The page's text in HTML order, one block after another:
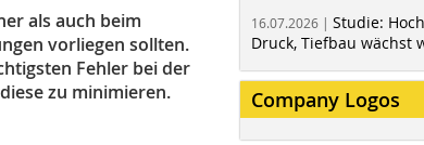
als auch beim
vorliegen sollten.
Fehler bei der
zu minimieren.
16.07.2026 | Studie:
Druck, Tiefbau wächst
Company Logos